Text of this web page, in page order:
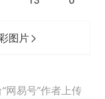
图片
网易号”作者上传